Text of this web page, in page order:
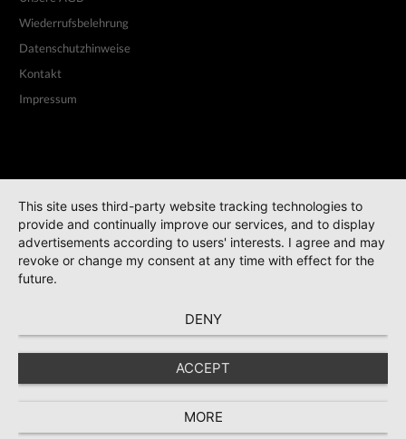
Wiederrufsbelehrung
Datenschutzhinweise
Kontakt
Impressum
This site uses third-party website tracking technologies to
provide and continually improve our services, and to display
advertisements according to users' interests. I agree and may
revoke or change my consent at any time with effect for the
future.
DENY
ACCEPT
MORE